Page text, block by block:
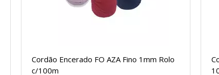
Cordão Encerado FO AZA Fino 1mm Rolo
c/100m